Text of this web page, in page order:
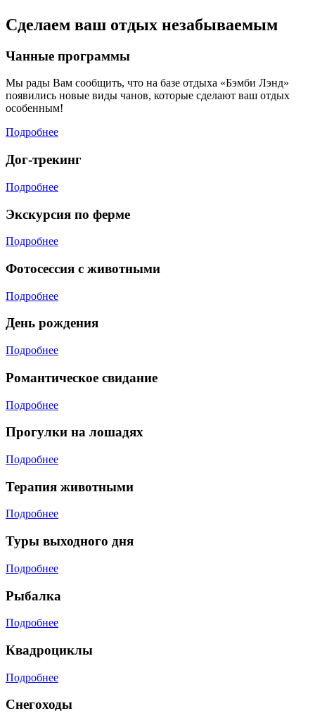
Сделаем ваш отдых незабываемым
Чанные программы
Мы рады Вам сообщить, что на базе отдыха «Бэмби Лэнд»
появились новые виды чанов, которые сделают ваш отдых
особенным!
Подробнее
Дог-трекинг
Подробнее
Экскурсия по ферме
Подробнее
Фотосессия с животными
Подробнее
День рождения
Подробнее
Романтическое свидание
Подробнее
Прогулки на лошадях
Подробнее
Терапия животными
Подробнее
Туры выходного дня
Подробнее
Рыбалка
Подробнее
Квадроциклы
Подробнее
Снегоходы